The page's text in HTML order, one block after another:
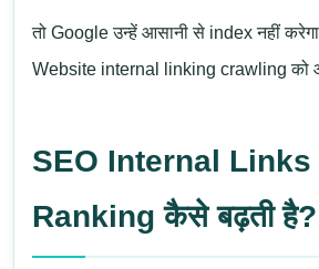
तो Google उन्हें आसानी से index नहीं
Website internal linking crawling को
SEO Internal
Ranking कैसे बढ़ती है?